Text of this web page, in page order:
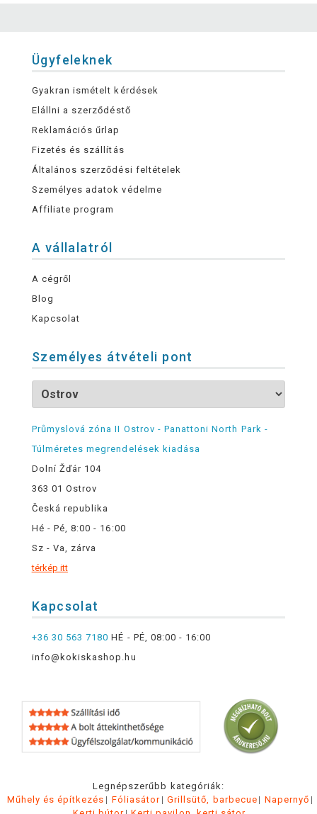
Ügyfeleknek
Gyakran ismételt kérdések
Elállni a szerződéstő
Reklamációs űrlap
Fizetés és szállítás
Általános szerződési feltételek
Személyes adatok védelme
Affiliate program
A vállalatról
A cégről
Blog
Kapcsolat
Személyes átvételi pont
Průmyslová zóna II Ostrov - Panattoni North Park -
Túlméretes megrendelések kiadása
Dolní Žďár 104
363 01 Ostrov
Česká republika
Hé - Pé, 8:00 - 16:00
Sz - Va, zárva
térkép itt
Kapcsolat
+36 30 563 7180 HÉ - PÉ, 08:00 - 16:00
info@kokiskashop.hu
Legnépszerűbb kategóriák:
Műhely és építkezés
Fóliasátor Grillsütő, barbecue
Napernyő